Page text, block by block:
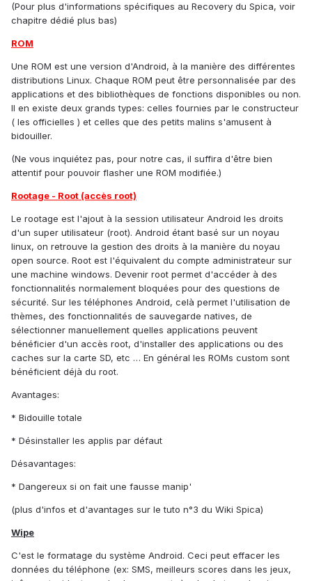
(Pour plus d'informations spécifiques au Recovery du Spica, voir
chapitre dédié plus bas)
ROM
Une ROM est une version d'Android, à la manière des différentes
distributions Linux. Chaque ROM peut être personnalisée par des
applications et des bibliothèques de fonctions disponibles ou non.
Il en existe deux grands types: celles fournies par le constructeur
( les officielles ) et celles que des petits malins s'amusent à
bidouiller.
(Ne vous inquiétez pas, pour notre cas, il suffira d'être bien
attentif pour pouvoir flasher une ROM modifiée.)
Rootage - Root (accès root)
Le rootage est l'ajout à la session utilisateur Android les droits
d'un super utilisateur (root). Android étant basé sur un noyau
linux, on retrouve la gestion des droits à la manière du noyau
open source. Root est l'équivalent du compte administrateur sur
une machine windows. Devenir root permet d'accéder à des
fonctionnalités normalement bloquées pour des questions de
sécurité. Sur les téléphones Android, celà permet l'utilisation de
thèmes, des fonctionnalités de sauvegarde natives, de
sélectionner manuellement quelles applications peuvent
bénéficier d'un accès root, d'installer des applications ou des
caches sur la carte SD, etc … En général les ROMs custom sont
bénéficient déjà du root.
Avantages:
* Bidouille totale
* Désinstaller les applis par défaut
Désavantages:
* Dangereux si on fait une fausse manip'
(plus d'infos et d'avantages sur le tuto n°3 du Wiki Spica)
Wipe
C'est le formatage du système Android. Ceci peut effacer les
données du téléphone (ex: SMS, meilleurs scores dans les jeux,